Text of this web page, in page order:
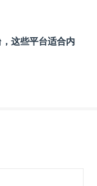
这些平台适合内